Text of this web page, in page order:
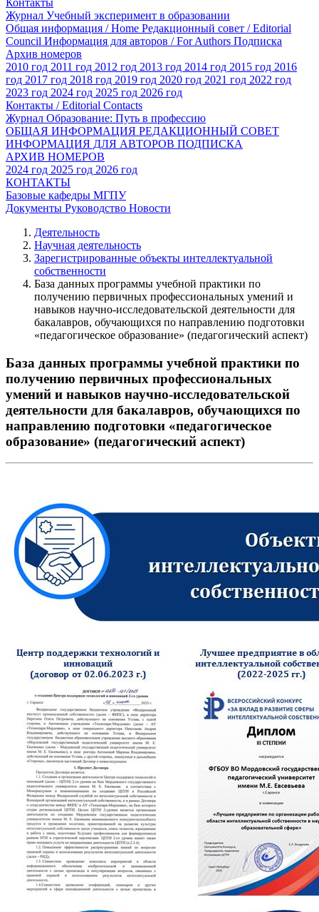
Журнал Учебный эксперимент в образовании
Общая информация / Home Редакционный совет / Editorial
Council Информация для авторов / For Authors Подписка
Архив номеров
2010 год 2011 год 2012 год 2013 год 2014 год 2015 год 2016
год 2017 год 2018 год 2019 год 2020 год 2021 год 2022 год
2023 год 2024 год 2025 год 2026 год
Контакты / Editorial Contacts
Журнал Образование: Путь в профессию
ОБЩАЯ ИНФОРМАЦИЯ РЕДАКЦИОННЫЙ СОВЕТ
ИНФОРМАЦИЯ ДЛЯ АВТОРОВ ПОДПИСКА
АРХИВ НОМЕРОВ
2024 год 2025 год 2026 год
КОНТАКТЫ
Базовые кафедры МГПУ
Документы Руководство Новости
Деятельность
Научная деятельность
Зарегистрированные объекты интеллектуальной
собственности
База данных программы учебной практики по
получению первичных профессиональных умений и
навыков научно-исследовательской деятельности для
бакалавров, обучающихся по направлению подготовки
«педагогическое образование» (педагогический аспект)
База данных программы учебной практики по
получению первичных профессиональных
умений и навыков научно-исследовательской
деятельности для бакалавров, обучающихся по
направлению подготовки «педагогическое
образование» (педагогический аспект)